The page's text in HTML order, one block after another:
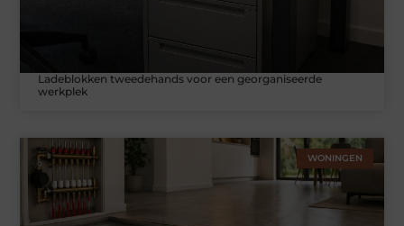
Ladeblokken tweedehands voor een georganiseerde
werkplek
WONINGEN